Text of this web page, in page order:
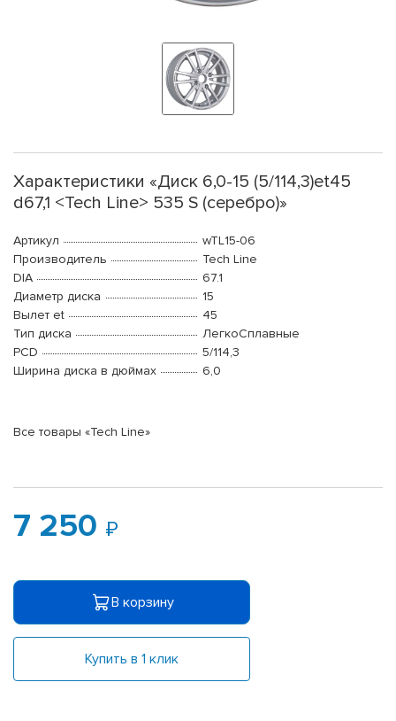
Характеристики «Диск 6,0-15 (5/114,3)et45
d67,1 <Tech Line> 535 S (серебро)»
Артикул
wTL15-06
Производитель
Tech Line
DIA
67.1
Диаметр диска
15
Вылет et
45
Тип диска
ЛегкоСплавные
PCD
5/114,3
Ширина диска в дюймах
6,0
Все товары «Tech Line»
7 250
В корзину
Купить в 1 клик